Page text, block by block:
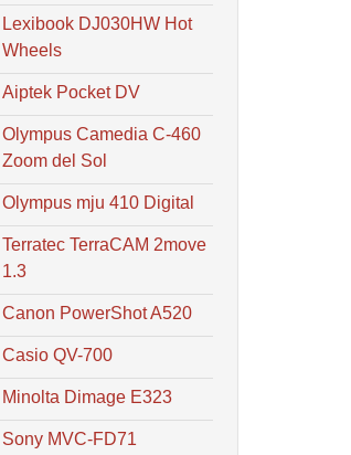
Lexibook DJ030HW Hot
Wheels
Aiptek Pocket DV
Olympus Camedia C-460
Zoom del Sol
Olympus mju 410 Digital
Terratec TerraCAM 2move
1.3
Canon PowerShot A520
Casio QV-700
Minolta Dimage E323
Sony MVC-FD71